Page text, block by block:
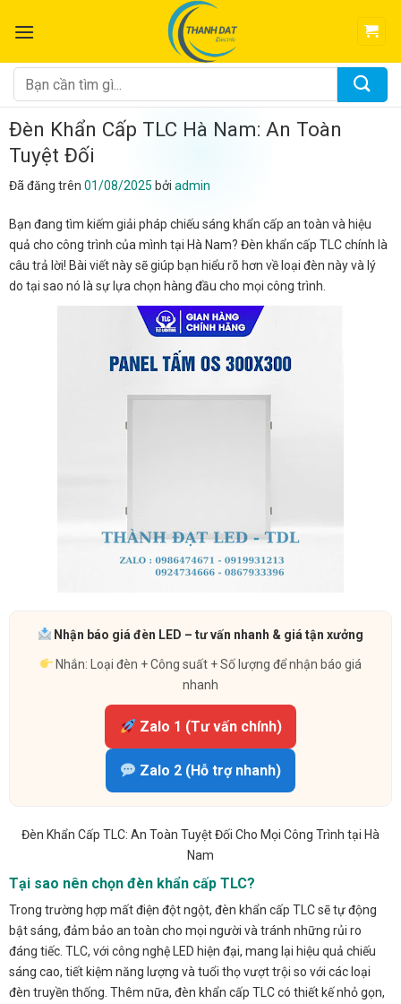
đến
dung
Tìm
kiếm:
Đèn Khẩn Cấp TLC Hà Nam: An Toàn
Tuyệt Đối
Đã đăng trên 01/08/2025 bởi admin
Bạn đang tìm kiếm giải pháp chiếu sáng khẩn cấp an toàn và hiệu
quả cho công trình của mình tại Hà Nam? Đèn khẩn cấp TLC chính là
câu trả lời! Bài viết này sẽ giúp bạn hiểu rõ hơn về loại đèn này và lý
do tại sao nó là sự lựa chọn hàng đầu cho mọi công trình.
Nhận báo giá đèn LED – tư vấn nhanh & giá tận xưởng
Nhắn: Loại đèn + Công suất + Số lượng để nhận báo giá
nhanh
Zalo 1 (Tư vấn chính)
Zalo 2 (Hỗ trợ nhanh)
Đèn Khẩn Cấp TLC: An Toàn Tuyệt Đối Cho Mọi Công Trình tại Hà
Nam
Tại sao nên chọn đèn khẩn cấp TLC?
Trong trường hợp mất điện đột ngột, đèn khẩn cấp TLC sẽ tự động
bật sáng, đảm bảo an toàn cho mọi người và tránh những rủi ro
đáng tiếc. TLC, với công nghệ LED hiện đại, mang lại hiệu quả chiếu
sáng cao, tiết kiệm năng lượng và tuổi thọ vượt trội so với các loại
đèn truyền thống. Thêm nữa, đèn khẩn cấp TLC có thiết kế nhỏ gọn,